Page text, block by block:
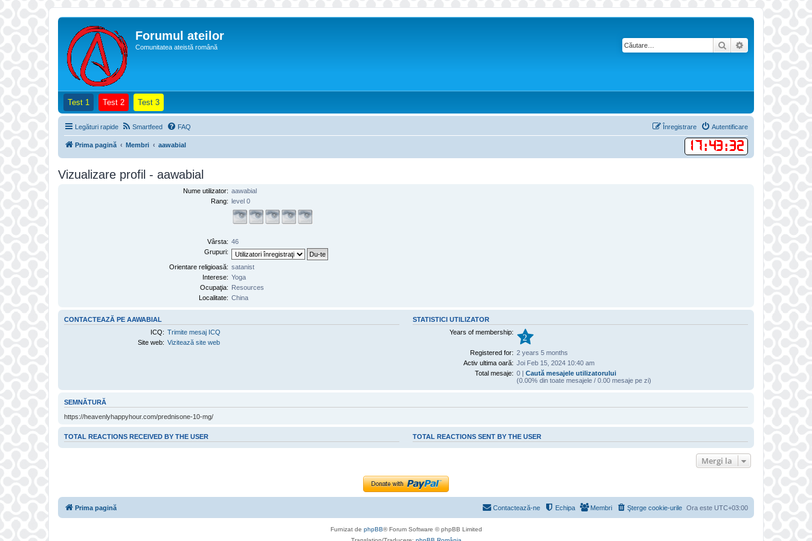
Forumul ateilor
Comunitatea ateistă română Căutare
Test 1 (Opens a new tab)
Test 2(Opens a new tab)
Test 3(Opens a new tab)
Legături rapide Smartfeed FAQ Autentificare
Înregistrare
Prima pagină Membri aawabial 17:43:32
Vizualizare profil - aawabial
Nume utilizator: aawabial
Rang: level 0
Vârsta: 46
Grupuri:
Orientare religioasă: satanist
Interese: Yoga
Ocupaţia: Resources
Localitate: China
CONTACTEAZĂ PE AAWABIAL
ICQ: Trimite mesaj ICQ
Site web: Vizitează site web
STATISTICI UTILIZATOR
Years of membership:
2
Registered for: 2 years 5 months
Activ ultima oară: Joi Feb 15, 2024 10:40 am
Total mesaje: 0 | Caută mesajele utilizatorului
(0.00% din toate mesajele / 0.00 mesaje pe zi)
SEMNĂTURĂ
https://heavenlyhappyhour.com/prednisone-10-mg/
TOTAL REACTIONS RECEIVED BY THE USER TOTAL REACTIONS SENT BY THE USER
Mergi la
Prima pagină Ora este UTC+03:00
Şterge cookie-urile
Membri
Echipa
Contactează-ne
Furnizat de phpBB® Forum Software © phpBB Limited